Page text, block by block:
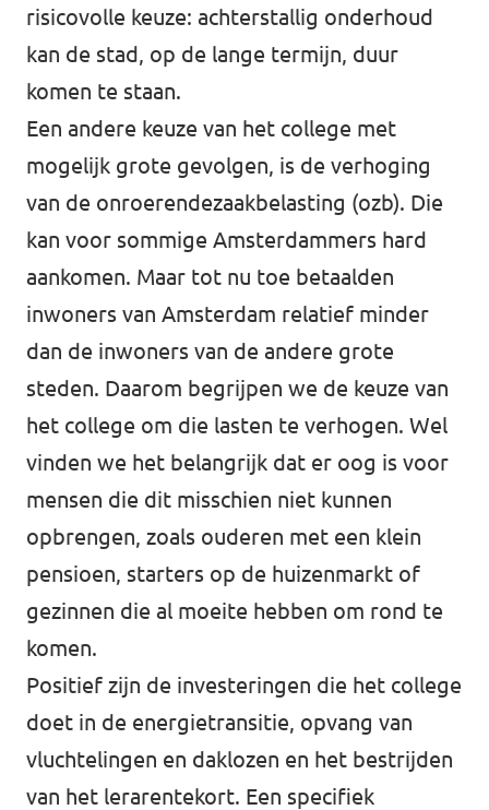
risicovolle keuze: achterstallig onderhoud
kan de stad, op de lange termijn, duur
komen te staan.
Een andere keuze van het college met
mogelijk grote gevolgen, is de verhoging
van de onroerendezaakbelasting (ozb). Die
kan voor sommige Amsterdammers hard
aankomen. Maar tot nu toe betaalden
inwoners van Amsterdam relatief minder
dan de inwoners van de andere grote
steden. Daarom begrijpen we de keuze van
het college om die lasten te verhogen. Wel
vinden we het belangrijk dat er oog is voor
mensen die dit misschien niet kunnen
opbrengen, zoals ouderen met een klein
pensioen, starters op de huizenmarkt of
gezinnen die al moeite hebben om rond te
komen.
Positief zijn de investeringen die het college
doet in de energietransitie, opvang van
vluchtelingen en daklozen en het bestrijden
van het lerarentekort. Een specifiek